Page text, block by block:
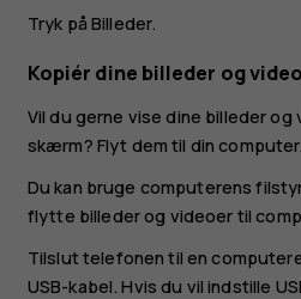
Tryk påBilleder.
Kopiér dine billeder og
Vil du gerne vise dine billeder
skærm? Flyt dem til din computer.
Du kan bruge computerens
flytte billeder og videoer til
Tilslut telefonen til en
USB-kabel. Hvis du vil indstille